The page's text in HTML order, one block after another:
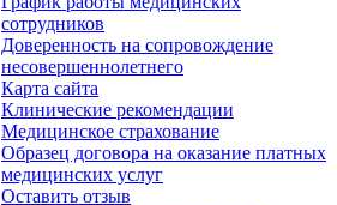
сотрудников
Доверенность на сопровождение
несовершеннолетнего
Карта сайта
Клинические рекомендации
Медицинское страхование
Образец договора на оказание платных
медицинских услуг
Оставить отзыв